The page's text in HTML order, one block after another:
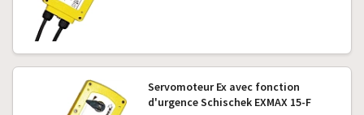
Servomoteur Ex avec fonction
d'urgence Schischek EXMAX 15-F